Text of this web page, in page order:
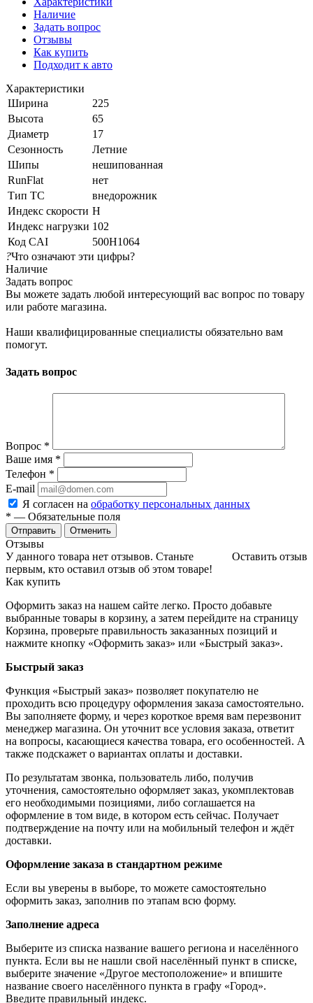
Наличие
Задать вопрос
Отзывы
Как купить
Подходит к авто
Характеристики
Ширина
225
Высота
65
Диаметр
17
Сезонность
Летние
Шипы
нешипованная
RunFlat
нет
Тип ТС
внедорожник
Индекс скорости H
Индекс нагрузки 102
Код CAI
500H1064
?Что означают эти цифры?
Наличие
Задать вопрос
Вы можете задать любой интересующий вас вопрос по товару
или работе магазина.
Наши квалифицированные специалисты обязательно вам
помогут.
Задать вопрос
Вопрос *
Ваше имя *
Телефон *
E-mail
Я согласен на обработку персональных данных
* — Обязательные поля
Отменить
Отзывы
Оставить отзыв
У данного товара нет отзывов. Станьте
первым, кто оставил отзыв об этом товаре!
Как купить
Оформить заказ на нашем сайте легко. Просто добавьте
выбранные товары в корзину, а затем перейдите на страницу
Корзина, проверьте правильность заказанных позиций и
нажмите кнопку «Оформить заказ» или «Быстрый заказ».
Быстрый заказ
Функция «Быстрый заказ» позволяет покупателю не
проходить всю процедуру оформления заказа самостоятельно.
Вы заполняете форму, и через короткое время вам перезвонит
менеджер магазина. Он уточнит все условия заказа, ответит
на вопросы, касающиеся качества товара, его особенностей. А
также подскажет о вариантах оплаты и доставки.
По результатам звонка, пользователь либо, получив
уточнения, самостоятельно оформляет заказ, укомплектовав
его необходимыми позициями, либо соглашается на
оформление в том виде, в котором есть сейчас. Получает
подтверждение на почту или на мобильный телефон и ждёт
доставки.
Оформление заказа в стандартном режиме
Если вы уверены в выборе, то можете самостоятельно
оформить заказ, заполнив по этапам всю форму.
Заполнение адреса
Выберите из списка название вашего региона и населённого
пункта. Если вы не нашли свой населённый пункт в списке,
выберите значение «Другое местоположение» и впишите
название своего населённого пункта в графу «Город».
Введите правильный индекс.